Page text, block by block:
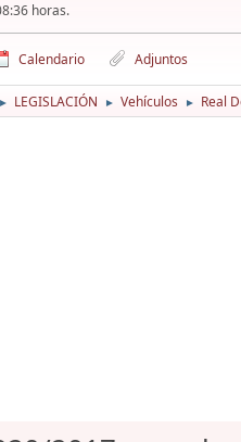
horas.
Calendario Adjuntos
► LEGISLACIÓN ► Vehículos ► Real